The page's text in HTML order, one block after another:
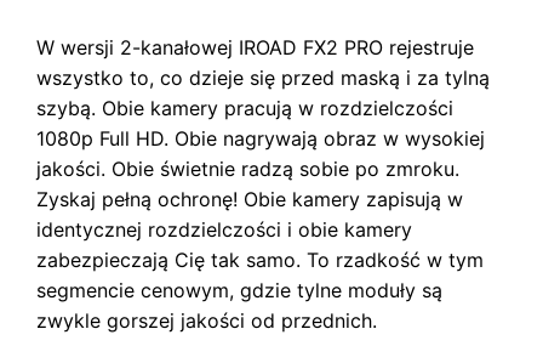
W wersji 2-kanałowej IROAD FX2 PRO rejestruje
wszystko to, co dzieje się przed maską i za tylną
szybą. Obie kamery pracują w rozdzielczości
1080p Full HD. Obie nagrywają obraz w wysokiej
jakości. Obie świetnie radzą sobie po zmroku.
Zyskaj pełną ochronę! Obie kamery zapisują w
identycznej rozdzielczości i obie kamery
zabezpieczają Cię tak samo. To rzadkość w tym
segmencie cenowym, gdzie tylne moduły są
zwykle gorszej jakości od przednich.